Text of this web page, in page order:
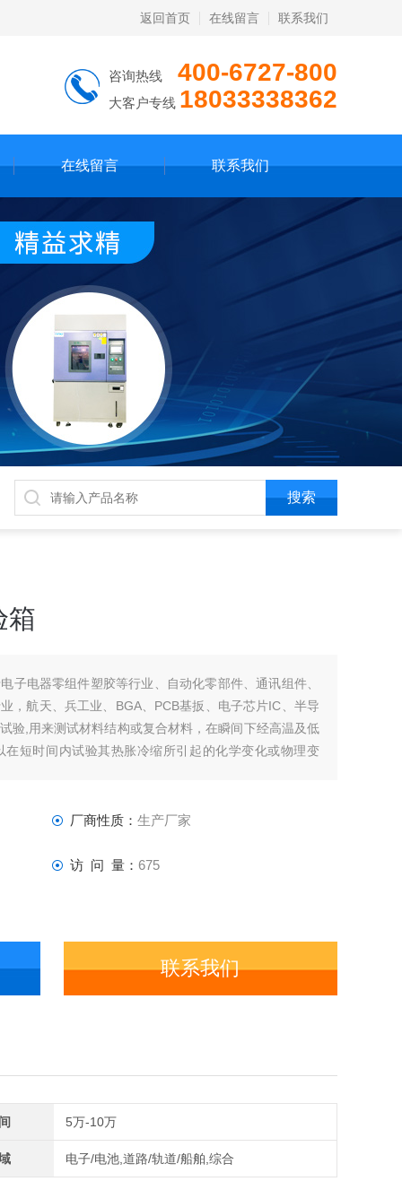
返回首页 在线留言 联系我们
咨询热线 400-6727-800
大客户专线 18033338362
在线留言 联系我们
箱
子电器零组件塑胶等行业、自动化零部件、通讯组件、
，航天、兵工业、BGA、PCB基扳、电子芯片IC、半导
验,用来测试材料结构或复合材料，在瞬间下经高温及低
短时间内试验其热胀冷缩所引起的化学变化或物理变
厂商性质： 生产厂家
访 问 量： 675
联系我们
5万-10万
电子/电池,道路/轨道/船舶,综合